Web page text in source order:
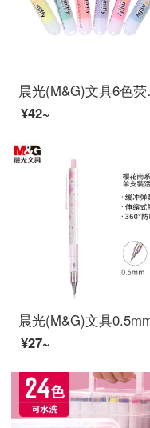
晨光(M&G)文具6
¥42~
¥27~